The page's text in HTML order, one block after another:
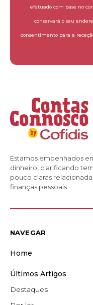
efetuado com base no
conservará o seu
consentimento para a
Estamos empenhados
dinheiro, clarificando
pouco claras
finanças pessoais.
NAVEGAR
Home
Últimos Artigos
Destaques